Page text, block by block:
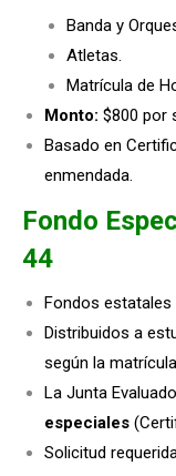
Banda y
Atletas.
Matrícula de
Monto: $800 por
Basado en
enmendada.
Fondo
44
Fondos estatales
Distribuidos a
según la
La Junta
especiales
Solicitud